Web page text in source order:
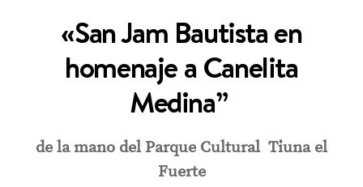
«San Jam Bautista en
homenaje a Canelita
Medina”
de la mano del Parque Cultural Tiuna el
Fuerte